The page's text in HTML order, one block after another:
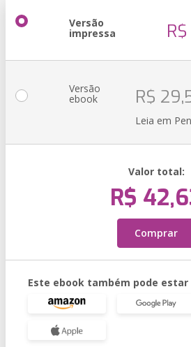
Versão
impressa
Versão
ebook R$
Leia em
Valor total:
R$
Comprar
Este ebook também pode estar